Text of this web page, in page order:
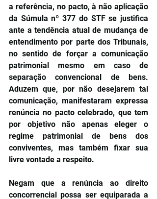
a referência, no pacto, à não aplicação
da Súmula nº 377 do STF se justifica
ante a tendência atual de mudança de
entendimento por parte dos Tribunais,
no sentido de forçar a comunicação
patrimonial mesmo em caso de
separação convencional de bens.
Aduzem que, por não desejarem tal
comunicação, manifestaram expressa
renúncia no pacto celebrado, que tem
por objetivo não apenas eleger o
regime patrimonial de bens dos
conviventes, mas também fixar sua
livre vontade a respeito.
Negam que a renúncia ao direito
concorrencial possa ser equiparada a